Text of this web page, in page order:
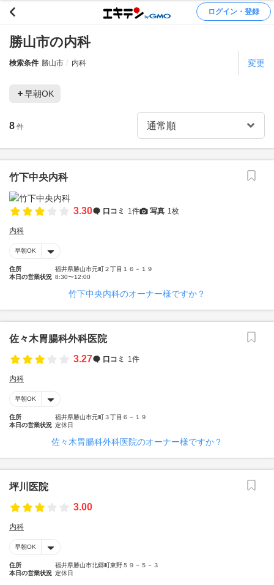
ログイン・登録
勝山市の内科
検索条件 勝山市 内科 変更
早朝OK
8 件
竹下中央内科
3.30 口コミ 1件 写真 1枚
内科
早朝OK
住所
福井県勝山市元町２丁目１６－１９
本日の営業状況 8:30〜12:00
竹下中央内科のオーナー様ですか？
佐々木胃腸科外科医院
3.27
口コミ 1件
内科
早朝OK
住所
福井県勝山市元町３丁目６－１９
本日の営業状況 定休日
佐々木胃腸科外科医院のオーナー様ですか？
坪川医院
3.00
内科
早朝OK
住所
福井県勝山市北郷町東野５９－５－３
本日の営業状況 定休日